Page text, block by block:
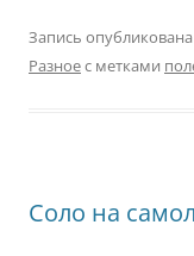
Запись опубликована
Разноес метками
Соло на